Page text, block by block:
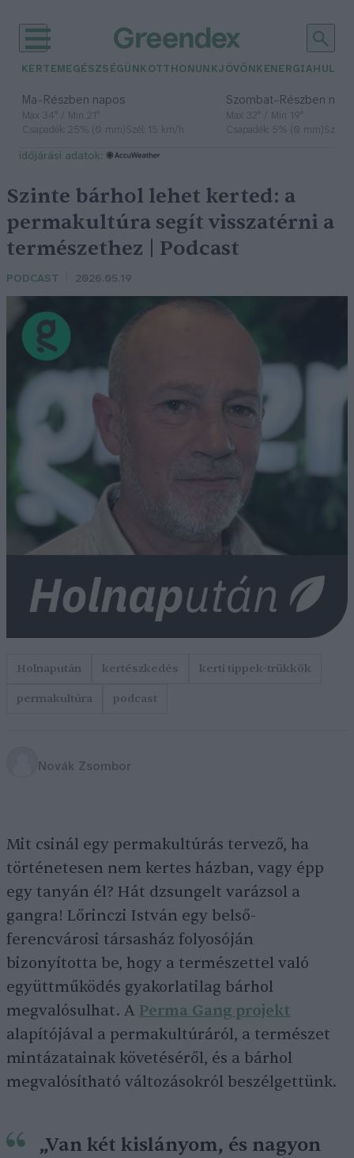
KERTEM EGÉSZSÉGÜNK OTTHONUNKJÖVŐNK ENERGIA
Ma– Részben napos
Max 34° / Min 21°
Csapadék: 25% (0 mm)Szél: 15 km/h
Szombat– Részben
Max 32° / Min 19°
Csapadék: 5% (0 mm)Szél:
időjárási adatok:
Szinte bárhol lehet kerted: a
permakultúra segít visszatérni a
természethez | Podcast
PODCAST 2026.05.19
Holnapután kertészkedés
kerti tippek-trükkök
permakultúra
podcast
Novák Zsombor
Mit csinál egy permakultúrás tervező, ha
történetesen nem kertes házban, vagy épp
egy tanyán él? Hát dzsungelt varázsol a
gangra! Lőrinczi István egy belső-
ferencvárosi társasház folyosóján
bizonyította be, hogy a természettel való
együttműködés gyakorlatilag bárhol
megvalósulhat. A Perma Gang projekt
alapítójával a permakultúráról, a természet
mintázatainak követéséről, és a bárhol
megvalósítható változásokról beszélgettünk.
„Van két kislányom, és nagyon